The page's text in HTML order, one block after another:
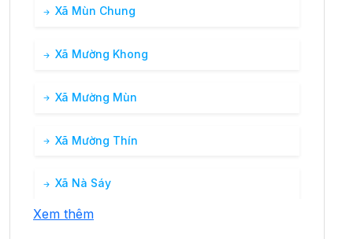
Xã Mùn Chung
Xã Mường Khong
Xã Mường Mùn
Xã Mường Thín
Xã Nà Sáy
Xem thêm